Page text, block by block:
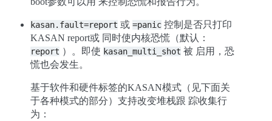
kasan.fault=report 或 =panic 控制是否只打印
KASAN report或 同时使内核恐慌（默认：
report ）。即使 kasan_multi_shot 被 启用，恐
慌也会发生。
基于软件和硬件标签的KASAN模式（见下面关
于各种模式的部分）支持改变堆栈跟 踪收集行
为：